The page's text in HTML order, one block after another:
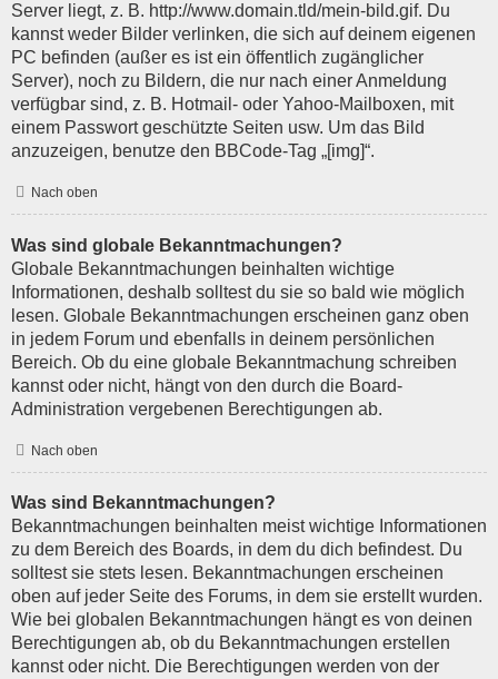
Server liegt, z. B. http://www.domain.tld/mein-bild.gif. Du
kannst weder Bilder verlinken, die sich auf deinem eigenen
PC befinden (außer es ist ein öffentlich zugänglicher
Server), noch zu Bildern, die nur nach einer Anmeldung
verfügbar sind, z. B. Hotmail- oder Yahoo-Mailboxen, mit
einem Passwort geschützte Seiten usw. Um das Bild
anzuzeigen, benutze den BBCode-Tag „[img]“.
Nach oben
Was sind globale Bekanntmachungen?
Globale Bekanntmachungen beinhalten wichtige
Informationen, deshalb solltest du sie so bald wie möglich
lesen. Globale Bekanntmachungen erscheinen ganz oben
in jedem Forum und ebenfalls in deinem persönlichen
Bereich. Ob du eine globale Bekanntmachung schreiben
kannst oder nicht, hängt von den durch die Board-
Administration vergebenen Berechtigungen ab.
Nach oben
Was sind Bekanntmachungen?
Bekanntmachungen beinhalten meist wichtige Informationen
zu dem Bereich des Boards, in dem du dich befindest. Du
solltest sie stets lesen. Bekanntmachungen erscheinen
oben auf jeder Seite des Forums, in dem sie erstellt wurden.
Wie bei globalen Bekanntmachungen hängt es von deinen
Berechtigungen ab, ob du Bekanntmachungen erstellen
kannst oder nicht. Die Berechtigungen werden von der